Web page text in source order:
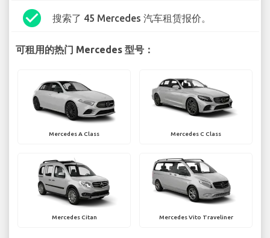
check_circle 搜索了 45 Mercedes 汽车租赁报价。
可租用的热门 Mercedes 型号：
Mercedes A Class Mercedes C Class
Mercedes Citan Mercedes Vito Traveliner